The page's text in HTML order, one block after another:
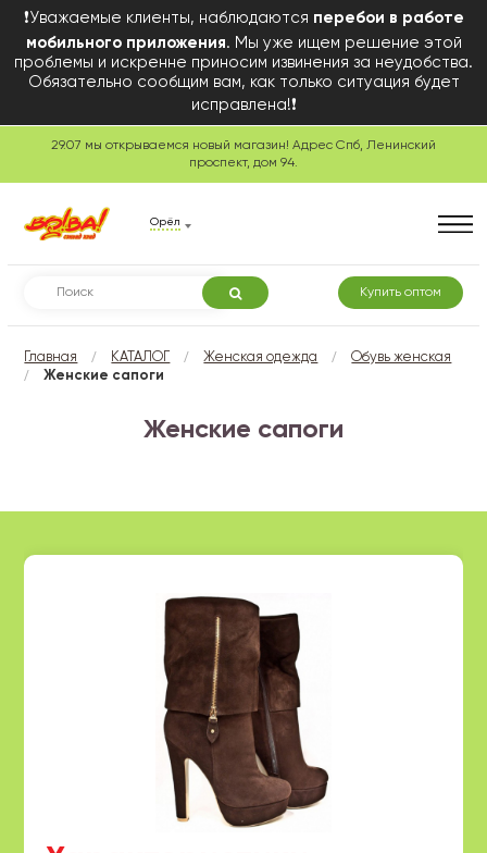
❗Уважаемые клиенты, наблюдаются перебои в работе
мобильного приложения. Мы уже ищем решение этой
проблемы и искренне приносим извинения за неудобства.
Обязательно сообщим вам, как только ситуация будет
исправлена!❗
29.07 мы открываемся новый магазин! Адрес Спб, Ленинский
проспект, дом 94.
Орёл
Купить оптом
Главная / КАТАЛОГ / Женская одежда / Обувь женская
/ Женские сапоги
Женские сапоги